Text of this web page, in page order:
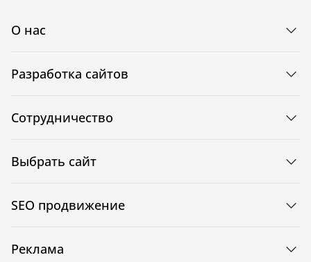
О нас
Разработка сайтов
Сотрудничество
Выбрать сайт
SEO продвижение
Реклама